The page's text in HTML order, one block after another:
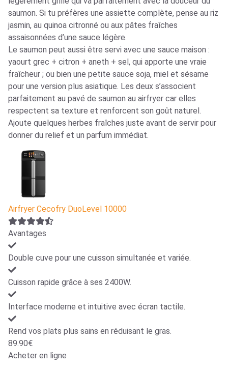
saumon. Si tu préfères une assiette complète, pense au riz
jasmin, au quinoa citronné ou aux pâtes fraîches
assaisonnées d’une sauce légère.
Le saumon peut aussi être servi avec une sauce maison :
yaourt grec + citron + aneth + sel, qui apporte une vraie
fraîcheur ; ou bien une petite sauce soja, miel et sésame
pour une version plus asiatique. Les deux s’associent
parfaitement au pavé de saumon au airfryer car elles
respectent sa texture et renforcent son goût naturel.
Ajoute quelques herbes fraîches juste avant de servir pour
donner du relief et un parfum immédiat.
Airfryer Cecofry DuoLevel 10000
Avantages
Double cuve pour une cuisson simultanée et variée.
Cuisson rapide grâce à ses 2400W.
Interface moderne et intuitive avec écran tactile.
Rend vos plats plus sains en réduisant le gras.
89.90€
Acheter en ligne